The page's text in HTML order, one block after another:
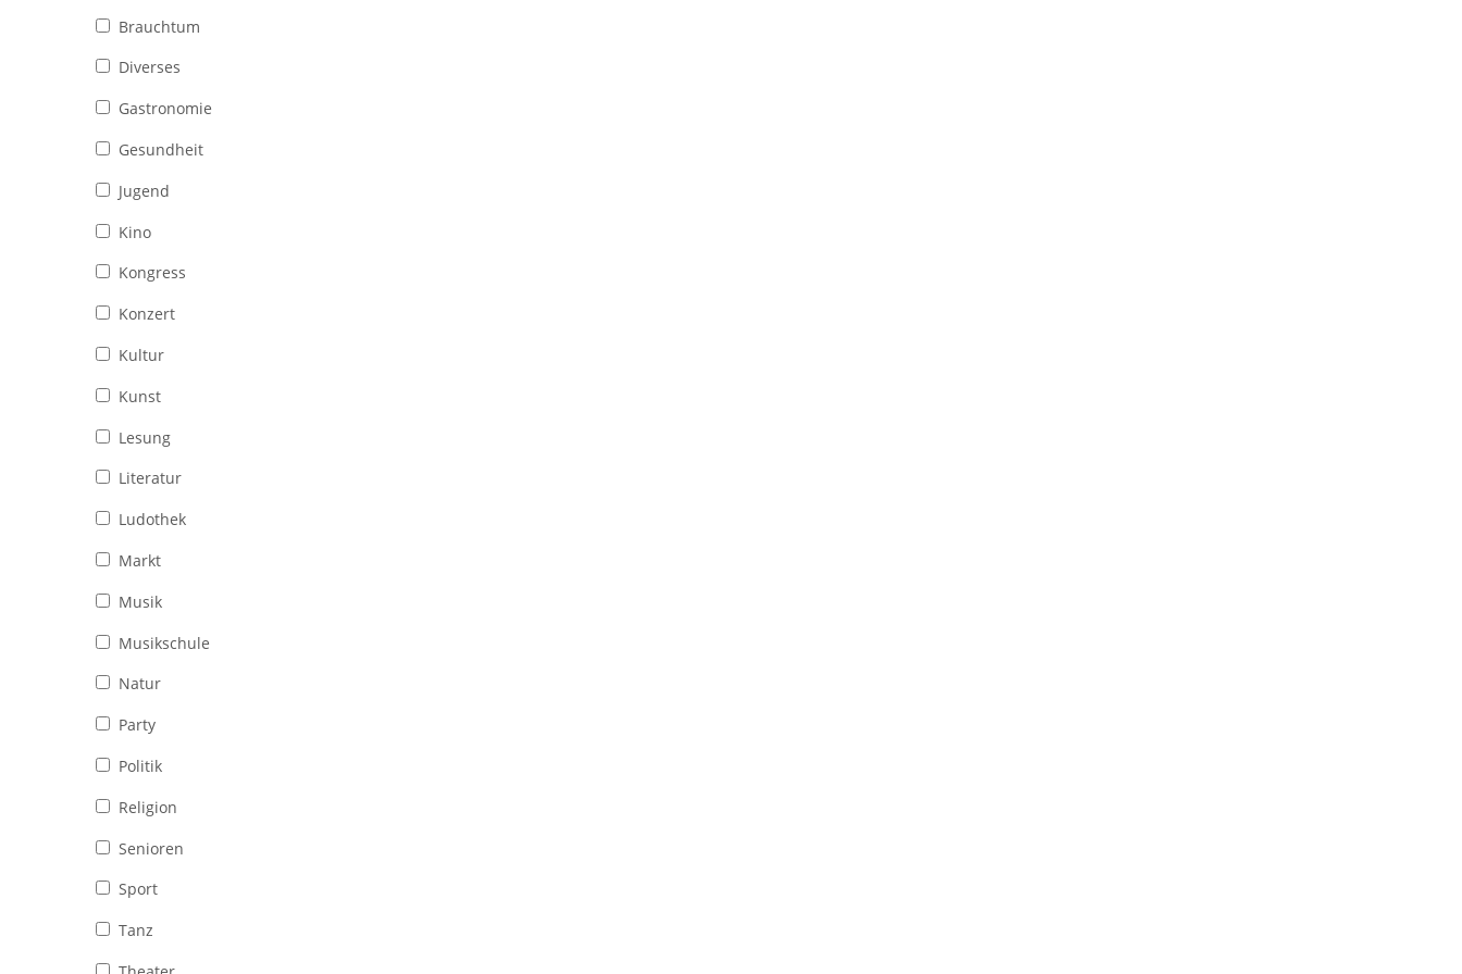
Brauchtum
Diverses
Gastronomie
Gesundheit
Jugend
Kino
Kongress
Konzert
Kultur
Kunst
Lesung
Literatur
Ludothek
Markt
Musik
Musikschule
Natur
Party
Politik
Religion
Senioren
Sport
Tanz